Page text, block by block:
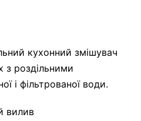
кухонний змішувач
з роздільними
і фільтрованої води.
вилив